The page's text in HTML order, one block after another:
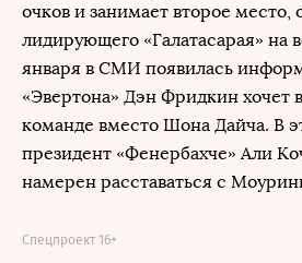
очков и занимает второе место,
лидирующего «Галатасарая» на
января в СМИ появилась
«Эвертона» Дэн Фридкин хочет
команде вместо Шона Дайча. В
президент «Фенербахче» Али
намерен расставаться с
Спецпроект 16+